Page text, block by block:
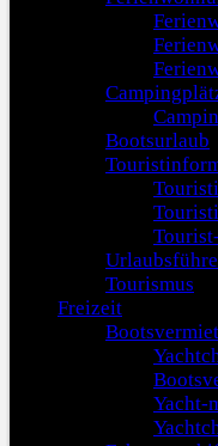
Bootsurlaub
Tourismus
Freizeit
Yacht-